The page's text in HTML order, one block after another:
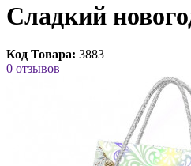
Сладкий
Код Товара: 3883
0 отзывов